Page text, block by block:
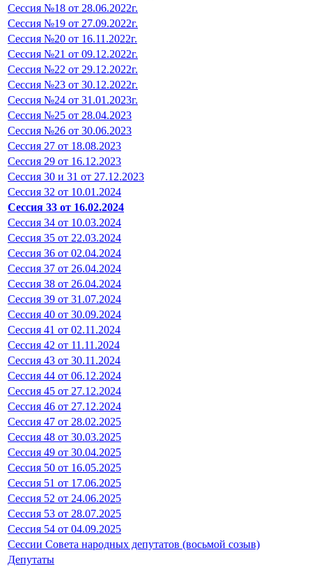
Сессия №18 от 28.06.2022г.
Сессия №19 от 27.09.2022г.
Сессия №20 от 16.11.2022г.
Сессия №21 от 09.12.2022г.
Сессия №22 от 29.12.2022г.
Сессия №23 от 30.12.2022г.
Сессия №24 от 31.01.2023г.
Сессия №25 от 28.04.2023
Сессия №26 от 30.06.2023
Сессия 27 от 18.08.2023
Сессия 29 от 16.12.2023
Сессия 30 и 31 от 27.12.2023
Сессия 32 от 10.01.2024
Сессия 33 от 16.02.2024
Сессия 34 от 10.03.2024
Сессия 35 от 22.03.2024
Сессия 36 от 02.04.2024
Сессия 37 от 26.04.2024
Сессия 38 от 26.04.2024
Сессия 39 от 31.07.2024
Сессия 40 от 30.09.2024
Сессия 41 от 02.11.2024
Сессия 42 от 11.11.2024
Сессия 43 от 30.11.2024
Сессия 44 от 06.12.2024
Сессия 45 от 27.12.2024
Сессия 46 от 27.12.2024
Сессия 47 от 28.02.2025
Сессия 48 от 30.03.2025
Сессия 49 от 30.04.2025
Сессия 50 от 16.05.2025
Сессия 51 от 17.06.2025
Сессия 52 от 24.06.2025
Сессия 53 от 28.07.2025
Сессия 54 от 04.09.2025
Сессии Совета народных депутатов (восьмой созыв)
Депутаты